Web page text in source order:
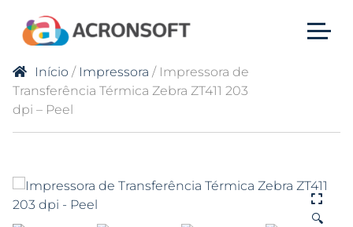
Início / Impressora / Impressora de
Transferência Térmica Zebra ZT411 203
dpi – Peel
🔍